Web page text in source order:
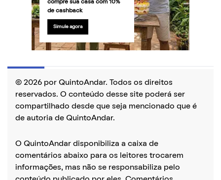
compre sua casa com 10%
de cashback
Simule agora
© 2026 por QuintoAndar. Todos os direitos
reservados. O conteúdo desse site poderá ser
compartilhado desde que seja mencionado que é
de autoria de QuintoAndar.
O QuintoAndar disponibiliza a caixa de
comentários abaixo para os leitores trocarem
informações, mas não se responsabiliza pelo